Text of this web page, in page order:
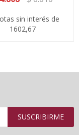
sin interés de
1602,67
SUSCRIBIRME